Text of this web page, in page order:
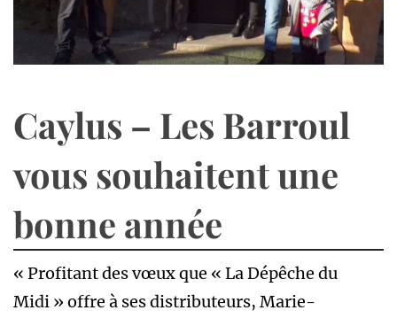
Caylus – Les Barroul
vous souhaitent une
bonne année
« Profitant des vœux que « La Dépêche du
Midi » offre à ses distributeurs, Marie-